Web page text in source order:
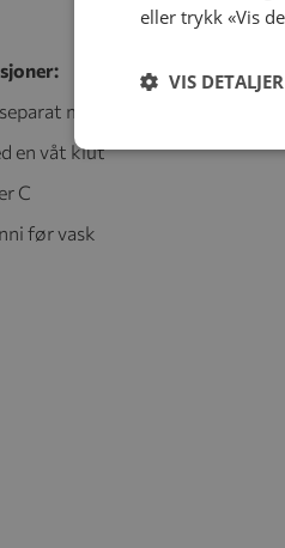
med innsiden ut med
en våt klut
C
før vask
eller trykk «Vis
VIS DETALJER